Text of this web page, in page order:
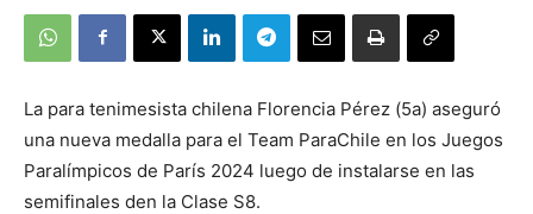
La para tenimesista chilena Florencia Pérez (5a) aseguró
una nueva medalla para el Team ParaChile en los Juegos
Paralímpicos de París 2024 luego de instalarse en las
semifinales den la Clase S8.